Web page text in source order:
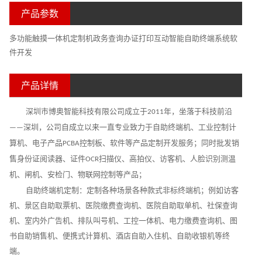
产品参数
多功能触摸一体机定制机政务查询办证打印互动智能自助终端系统软
件开发
产品详情
深圳市博奥智能科技有限公司成立于2011年，坐落于科技前沿
——深圳，公司自成立以来一直专业致力于自助终端机、工业控制计
算机、电子产品PCBA控制板、软件等产品定制开发服务；同时批发销
售身份证阅读器、证件OCR扫描仪、高拍仪、访客机、人脸识别测温
机、闸机、安检门、物联网控制等产品；
自助终端机定制：定制各种场景各种款式非标终端机；例如访客
机、景区自助取票机、医院缴费查询机、医院自助取单机、社保查询
机、室内外广告机、排队叫号机、工控一体机、电力缴费查询机、图
书自助销售机、便携式计算机、酒店自助入住机、自助收银机等终
端。